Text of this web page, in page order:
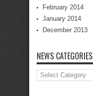
February 2014
January 2014
December 2013
NEWS CATEGORIES
News
Categories